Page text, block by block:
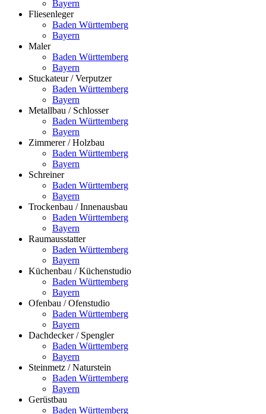
Bayern
Fliesenleger
Baden Württemberg
Bayern
Maler
Baden Württemberg
Bayern
Stuckateur / Verputzer
Baden Württemberg
Bayern
Metallbau / Schlosser
Baden Württemberg
Bayern
Zimmerer / Holzbau
Baden Württemberg
Bayern
Schreiner
Baden Württemberg
Bayern
Trockenbau / Innenausbau
Baden Württemberg
Bayern
Raumausstatter
Baden Württemberg
Bayern
Küchenbau / Küchenstudio
Baden Württemberg
Bayern
Ofenbau / Ofenstudio
Baden Württemberg
Bayern
Dachdecker / Spengler
Baden Württemberg
Bayern
Steinmetz / Naturstein
Baden Württemberg
Bayern
Gerüstbau
Baden Württemberg